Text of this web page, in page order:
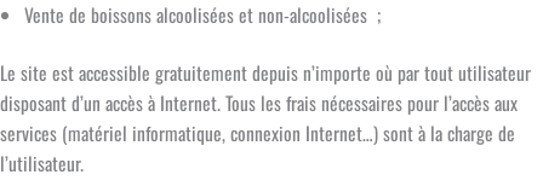
Vente de boissons alcoolisées et non-alcoolisées ;
Le site est accessible gratuitement depuis n’importe où par tout utilisateur
disposant d’un accès à Internet. Tous les frais nécessaires pour l’accès aux
services (matériel informatique, connexion Internet…) sont à la charge de
l’utilisateur.